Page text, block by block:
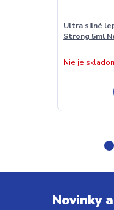
Ultra silné
Strong 5ml
Nie je
Novinky